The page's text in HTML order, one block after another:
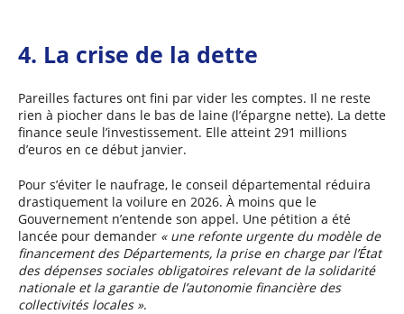
4. La crise de la dette
Pareilles factures ont fini par vider les comptes. Il ne reste
rien à piocher dans le bas de laine (l’épargne nette). La dette
finance seule l’investissement. Elle atteint 291 millions
d’euros en ce début janvier.
Pour s’éviter le naufrage, le conseil départemental réduira
drastiquement la voilure en 2026. À moins que le
Gouvernement n’entende son appel. Une pétition a été
lancée pour demander « une refonte urgente du modèle de
financement des Départements, la prise en charge par l’État
des dépenses sociales obligatoires relevant de la solidarité
nationale et la garantie de l’autonomie financière des
collectivités locales ».